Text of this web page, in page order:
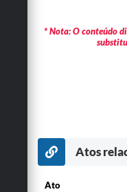
Links
Secretarias
* Nota: O conteúdo
Atos
Ato